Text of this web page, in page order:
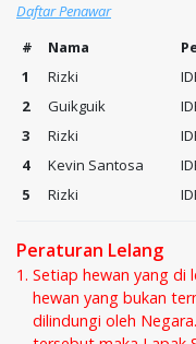
Daftar Penawar
#
Nama
1
Rizki
2
Guikguik
3
Rizki
4
Kevin Santosa
5
Rizki
Peraturan Lelang
Setiap hewan yang di
hewan yang bukan
dilindungi oleh